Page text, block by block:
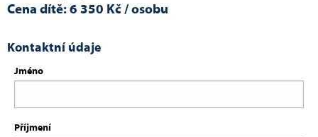
Cena dítě: 6 350 Kč / osobu
Kontaktní údaje
Jméno
Příjmení